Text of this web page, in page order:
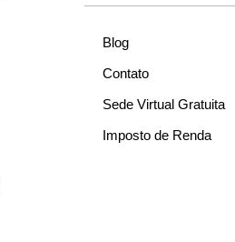
Blog
Contato
Sede Virtual Gratuita
Imposto de Renda